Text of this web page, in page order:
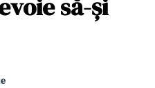
să-și